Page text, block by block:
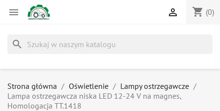
 shopping_cart (0)

search
Strona główna Oświetlenie
Lampy ostrzegawcze
Lampa ostrzegawcza niska LED 12-24 V na magnes,
Homologacja TT.1418